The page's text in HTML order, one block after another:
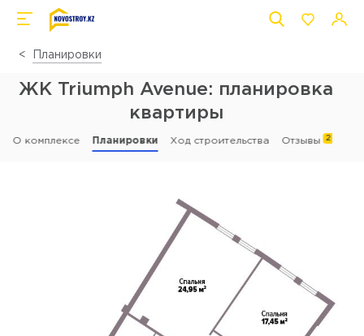
Планировки
ЖК Triumph Avenue: планировка
квартиры
О комплексе Планировки Ход строительства Отзывы 2